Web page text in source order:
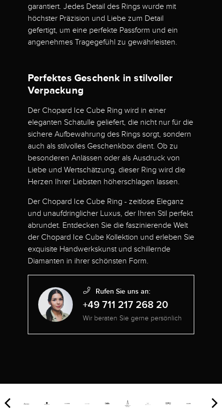
garantiert. Jedes Detail des Rings wurde mit
höchster Präzision und Liebe zum Detail
gefertigt, um eine perfekte Passform und ein
angenehmes Tragegefühl zu gewährleisten.
Perfektes Geschenk in stilvoller
Verpackung
Der Chopard Ice Cube Ring wird in einer
eleganten Schatulle geliefert, die nicht nur für die
sichere Aufbewahrung des Rings sorgt, sondern
auch als stilvolles Geschenkbox dient. Ob zu
besonderen Anlässen oder als Ausdruck von
Liebe und Wertschätzung, dieser Ring wird die
Herzen Ihrer Liebsten höherschlagen lassen.
Der Chopard Ice Cube Ring - zeitlose Eleganz
und unaufdringlicher Luxus, der Ihren Stil perfekt
abrundet. Entdecken Sie die faszinierende Welt
der Chopard Ice Cube Kollektion und erleben Sie
exquisite Handwerkskunst und schillernde
Diamanten in ihrer schönsten Form.
Rufen Sie uns an:
+49 711 217 268 20
Wir beraten Sie gerne persönlich